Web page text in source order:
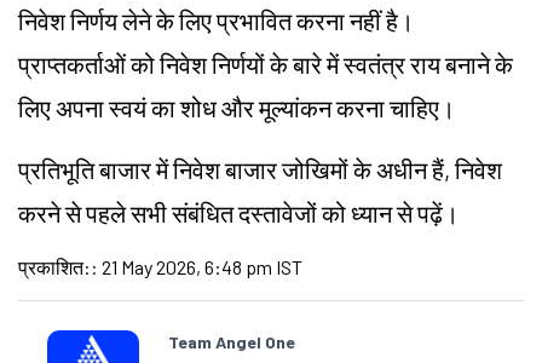
निवेश निर्णय लेने के लिए प्रभावित करना नहीं है।
प्राप्तकर्ताओं को निवेश निर्णयों के बारे में स्वतंत्र राय बनाने के
लिए अपना स्वयं का शोध और मूल्यांकन करना चाहिए।
प्रतिभूति बाजार में निवेश बाजार जोखिमों के अधीन हैं, निवेश
करने से पहले सभी संबंधित दस्तावेजों को ध्यान से पढ़ें।
प्रकाशित: : 21 May 2026, 6:48 pm IST
Team Angel One